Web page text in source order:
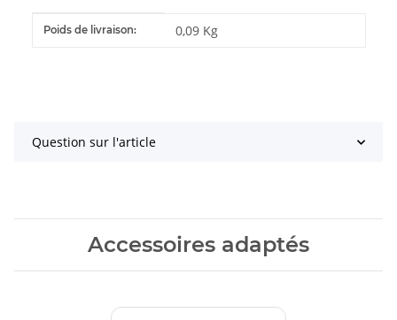
#productDetails.itemInformation#
#productDetails.itemValue#
Poids de livraison: 0,09 Kg
Question sur l'article
Accessoires adaptés